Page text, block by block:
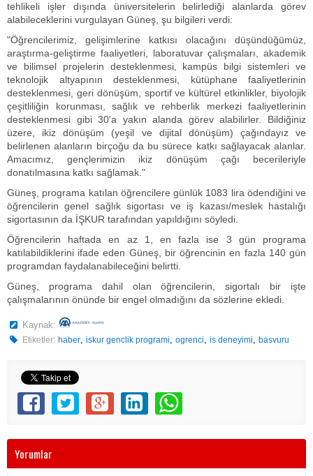
tehlikeli işler dışında üniversitelerin belirlediği alanlarda görev
alabileceklerini vurgulayan Güneş, şu bilgileri verdi:
"Öğrencilerimiz, gelişimlerine katkısı olacağını düşündüğümüz,
araştırma-geliştirme faaliyetleri, laboratuvar çalışmaları, akademik
ve bilimsel projelerin desteklenmesi, kampüs bilgi sistemleri ve
teknolojik altyapının desteklenmesi, kütüphane faaliyetlerinin
desteklenmesi, geri dönüşüm, sportif ve kültürel etkinlikler, biyolojik
çeşitliliğin korunması, sağlık ve rehberlik merkezi faaliyetlerinin
desteklenmesi gibi 30'a yakın alanda görev alabilirler. Bildiğiniz
üzere, ikiz dönüşüm (yeşil ve dijital dönüşüm) çağındayız ve
belirlenen alanların birçoğu da bu sürece katkı sağlayacak alanlar.
Amacımız, gençlerimizin ikiz dönüşüm çağı becerileriyle
donatılmasına katkı sağlamak."
Güneş, programa katılan öğrencilere günlük 1083 lira ödendiğini ve
öğrencilerin genel sağlık sigortası ve iş kazası/meslek hastalığı
sigortasının da İŞKUR tarafından yapıldığını söyledi.
Öğrencilerin haftada en az 1, en fazla ise 3 gün programa
katılabildiklerini ifade eden Güneş, bir öğrencinin en fazla 140 gün
programdan faydalanabileceğini belirtti.
Güneş, programa dahil olan öğrencilerin, sigortalı bir işte
çalışmalarının önünde bir engel olmadığını da sözlerine ekledi.
Kaynak:
Etiketler: haber,iskur genclik programi,ogrenci,is deneyimi,basvuru
Yorumlar